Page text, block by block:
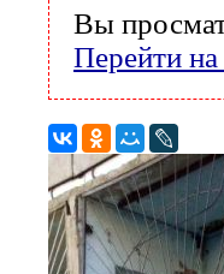
Вы
Перейти